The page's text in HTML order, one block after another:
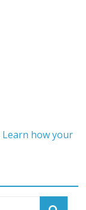
Learn how your